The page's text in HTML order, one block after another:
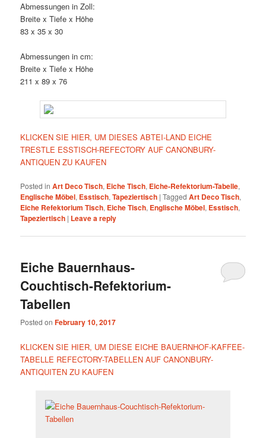
Abmessungen in Zoll:
Breite x Tiefe x Höhe
83 x 35 x 30
Abmessungen in cm:
Breite x Tiefe x Höhe
211 x 89 x 76
KLICKEN SIE HIER, UM DIESES ABTEI-LAND EICHE
TRESTLE ESSTISCH-REFECTORY AUF CANONBURY-
ANTIQUEN ZU KAUFEN
Posted in Art Deco Tisch, Eiche Tisch, Eiche-Refektorium-Tabelle,
Englische Möbel, Esstisch,Tapeziertisch |Tagged Art Deco Tisch,
Eiche Refektorium Tisch, Eiche Tisch, Englische Möbel, Esstisch,
Tapeziertisch | Leave a reply
Eiche Bauernhaus-
Couchtisch-Refektorium-
Tabellen
Posted onFebruary 10, 2017
KLICKEN SIE HIER, UM DIESE EICHE BAUERNHOF-KAFFEE-
TABELLE REFECTORY-TABELLEN AUF CANONBURY-
ANTIQUITEN ZU KAUFEN